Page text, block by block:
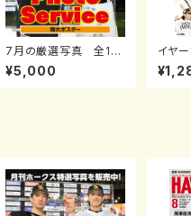
7月の厳選写真 全11
種（特大ポスターサイ
ズ）
¥5,000
イヤ
刊ホ
号増